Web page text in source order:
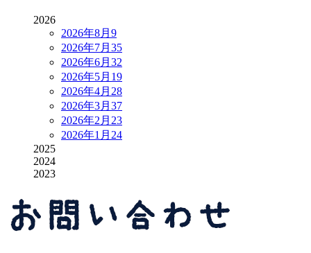
2026
2026年8月 9
2026年7月 35
2026年6月 32
2026年5月 19
2026年4月 28
2026年3月 37
2026年2月 23
2026年1月 24
2025
2024
2023